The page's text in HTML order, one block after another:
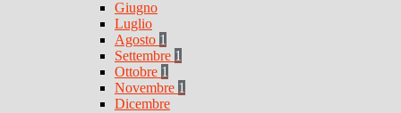
Giugno
Luglio
Agosto 1
Settembre 1
Ottobre 1
Novembre 1
Dicembre